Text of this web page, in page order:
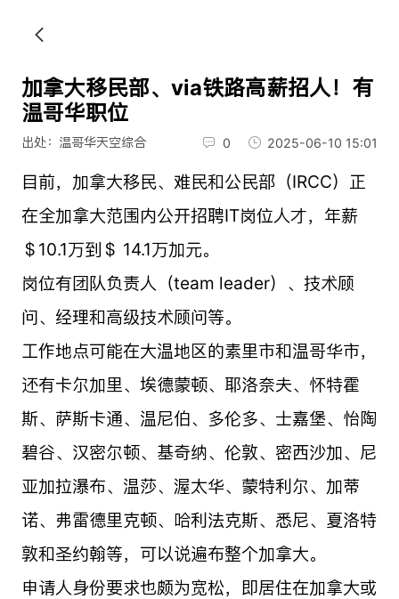
加拿大移民部、via铁路高薪招人！有
温哥华职位
出处：温哥华天空综合 0 2025-06-10 15:01
目前，加拿大移民、难民和公民部（IRCC）正
在全加拿大范围内公开招聘IT岗位人才，年薪
＄10.1万到＄ 14.1万加元。
岗位有团队负责人（team leader）、技术顾
问、经理和高级技术顾问等。
工作地点可能在大温地区的素里市和温哥华市，
还有卡尔加里、埃德蒙顿、耶洛奈夫、怀特霍
斯、萨斯卡通、温尼伯、多伦多、士嘉堡、怡陶
碧谷、汉密尔顿、基奇纳、伦敦、密西沙加、尼
亚加拉瀑布、温莎、渥太华、蒙特利尔、加蒂
诺、弗雷德里克顿、哈利法克斯、悉尼、夏洛特
敦和圣约翰等，可以说遍布整个加拿大。
申请人身份要求也颇为宽松，即居住在加拿大或